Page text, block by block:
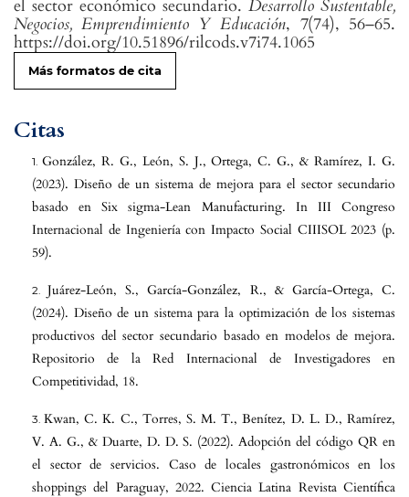
el sector económico secundario. Desarrollo Sustentable,
Negocios, Emprendimiento Y Educación, 7(74), 56–65.
https://doi.org/10.51896/rilcods.v7i74.1065
Más formatos de cita
Citas
González, R. G., León, S. J., Ortega, C. G., & Ramírez, I. G.
(2023). Diseño de un sistema de mejora para el sector secundario
basado en Six sigma-Lean Manufacturing. In III Congreso
Internacional de Ingeniería con Impacto Social CIIISOL 2023 (p.
59).
Juárez-León, S., García-González, R., & García-Ortega, C.
(2024). Diseño de un sistema para la optimización de los sistemas
productivos del sector secundario basado en modelos de mejora.
Repositorio de la Red Internacional de Investigadores en
Competitividad, 18.
Kwan, C. K. C., Torres, S. M. T., Benítez, D. L. D., Ramírez,
V. A. G., & Duarte, D. D. S. (2022). Adopción del código QR en
el sector de servicios. Caso de locales gastronómicos en los
shoppings del Paraguay, 2022. Ciencia Latina Revista Científica